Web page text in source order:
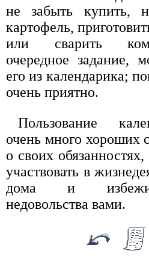
не забыть купить,
картофель,
или сварить
очередное задание,
его из календарика;
очень приятно.
Пользование
очень много хороших
о своих
участвовать в
дома и
недовольства вами.